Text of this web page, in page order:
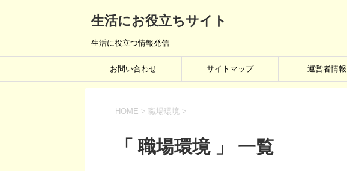
生活にお役立ちサイト
生活に役立つ情報発信
お問い合わせ サイトマップ 運営者情報
HOME > 職場環境 >
「 職場環境 」 一覧